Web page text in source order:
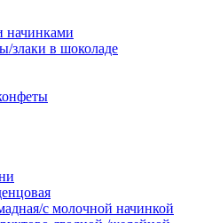
начинками
злаки в шоколаде
с молочной начинкой